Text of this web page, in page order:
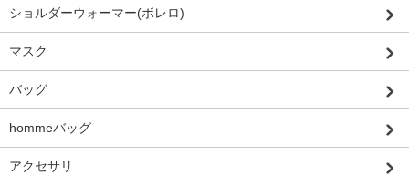
ショルダーウォーマー(ボレロ)
マスク
バッグ
hommeバッグ
アクセサリ